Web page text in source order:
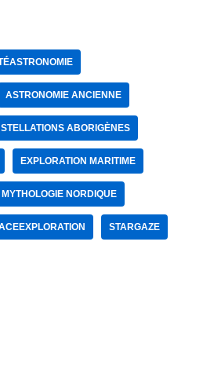
ASTRONOMIE ANCIENNE
ABORIGÈNES
EXPLORATION MARITIME
MYTHOLOGIE NORDIQUE
STARGAZE